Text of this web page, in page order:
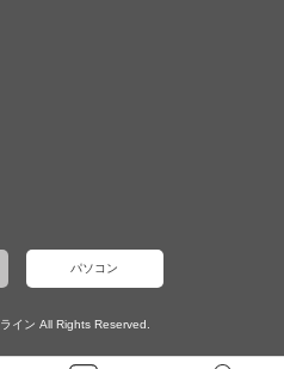
パソコン
イン All Rights Reserved.